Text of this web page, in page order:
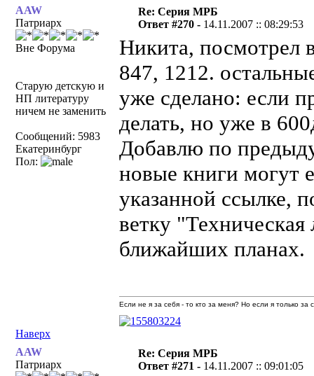
AAW
Патриарх
Вне Форума
Старую детскую и
НП литературу
ничем не заменить
Сообщений: 5983
Екатеринбург
Пол:
Re: Серия МРБ
Ответ #270 - 14.11.2007 :: 08:29:53
Никита, посмотрел
847, 1212.
уже сделано: если
делать, но уже в
Добавлю по
новые книги могут
указанной ссылке,
ветку
ближайших планах.
Наверх
Если не я за себя - то кто за меня? Но если я только
AAW
Патриарх
Re: Серия МРБ
Ответ #271 - 14.11.2007 :: 09:01:05